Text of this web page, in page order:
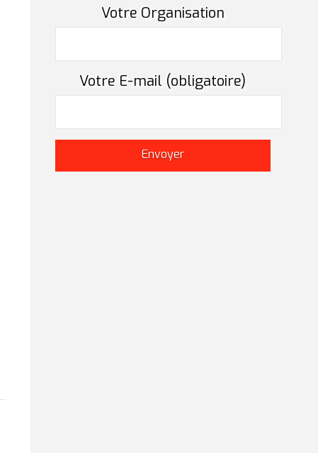
Votre Organisation
Votre E-mail (obligatoire)